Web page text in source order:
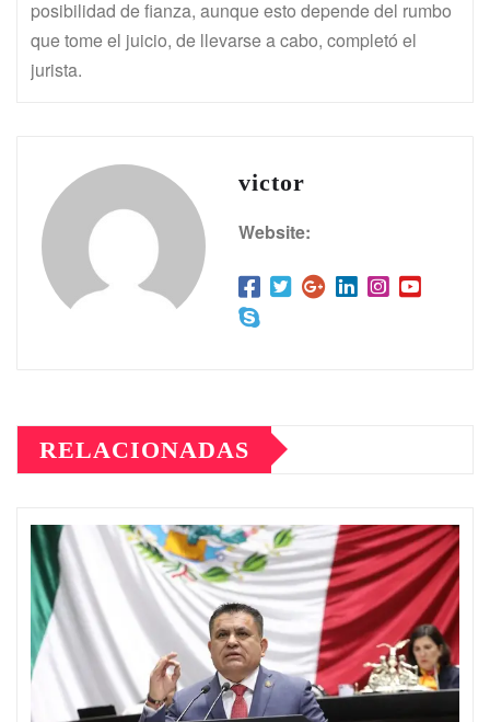
posibilidad de fianza, aunque esto depende del rumbo
que tome el juicio, de llevarse a cabo, completó el
jurista.
victor
Website:
RELACIONADAS